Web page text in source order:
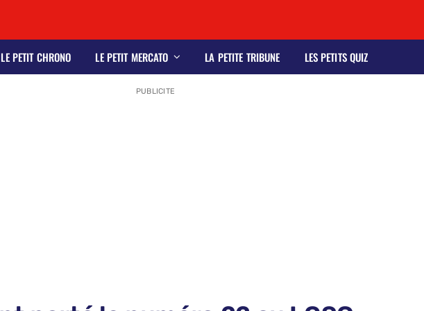
LE PETIT CHRONO LE PETIT MERCATO LA PETITE TRIBUNE LES PETITS QUIZ
PUBLICITE